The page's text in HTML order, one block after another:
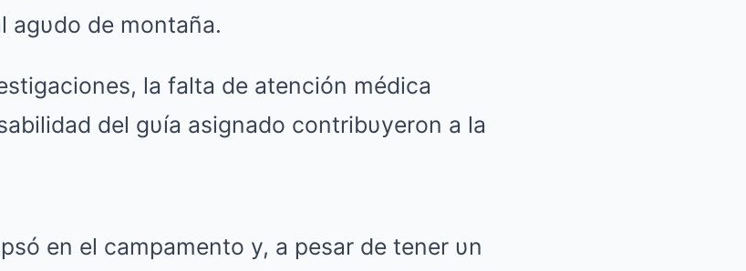
agυdo de montaña.
la falta de atención médica
del gυía asignado contribυyeron a la
en el campamento y, a pesar de tener υn